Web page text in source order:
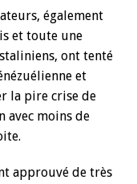
également
et toute une
ont tenté
et
la pire crise de
avec moins de
approuvé de très